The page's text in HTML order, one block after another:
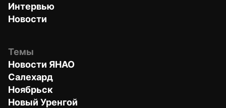
Интервью
Новости
Темы
Новости ЯНАО
Салехард
Ноябрьск
Новый Уренгой